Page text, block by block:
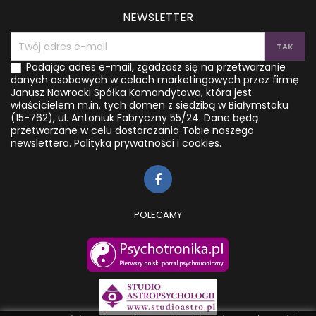
NEWSLETTER
Podając adres e-mail, zgadzasz się na przetwarzanie
danych osobowych w celach marketingowych przez firmę
Janusz Nawrocki Spółka Komandytowa, która jest
właścicielem m.in. tych domen z siedzibą w Białymstoku
(15-762), ul. Antoniuk Fabryczny 55/24. Dane będą
przetwarzane w celu dostarczania Tobie naszego
newslettera. Polityka prywatności i cookies.
POLECAMY